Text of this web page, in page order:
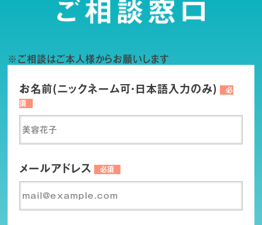
※ご相談はご本人様からお願いします
お名前(ニックネーム可・日本語入力のみ)
必
須
メールアドレス 必須